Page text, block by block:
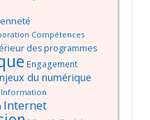
Compétences
des programmes
Engagement
du numérique
Information
Internet